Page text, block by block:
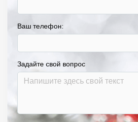
Ваш телефон:
Задайте свой вопрос